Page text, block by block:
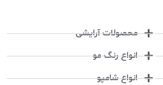
محصولات آرایشی
انواع رنگ مو
انواع شامپو